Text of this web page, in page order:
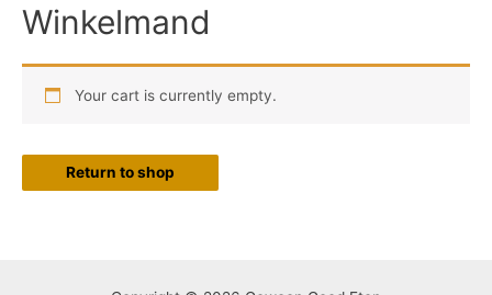
Winkelmand
Your cart is currently empty.
Return to shop